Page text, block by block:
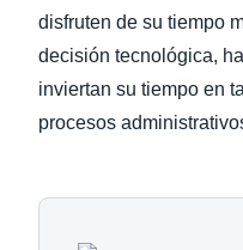
disfruten de su tiempo
decisión tecnológica,
inviertan su tiempo en
procesos